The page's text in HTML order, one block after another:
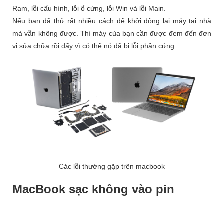
Ram, lỗi cấu hình, lỗi ổ cứng, lỗi Win và lỗi Main.
Nếu bạn đã thử rất nhiều cách để khởi động lại máy tại nhà
mà vẫn không được. Thì máy của bạn cần được đem đến đơn
vị sửa chữa rồi đấy vì có thể nó đã bị lỗi phần cứng.
Các lỗi thường gặp trên macbook
MacBook sạc không vào pin